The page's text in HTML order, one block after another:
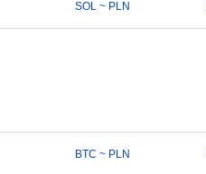
SOL ~ PLN
BTC ~ PLN